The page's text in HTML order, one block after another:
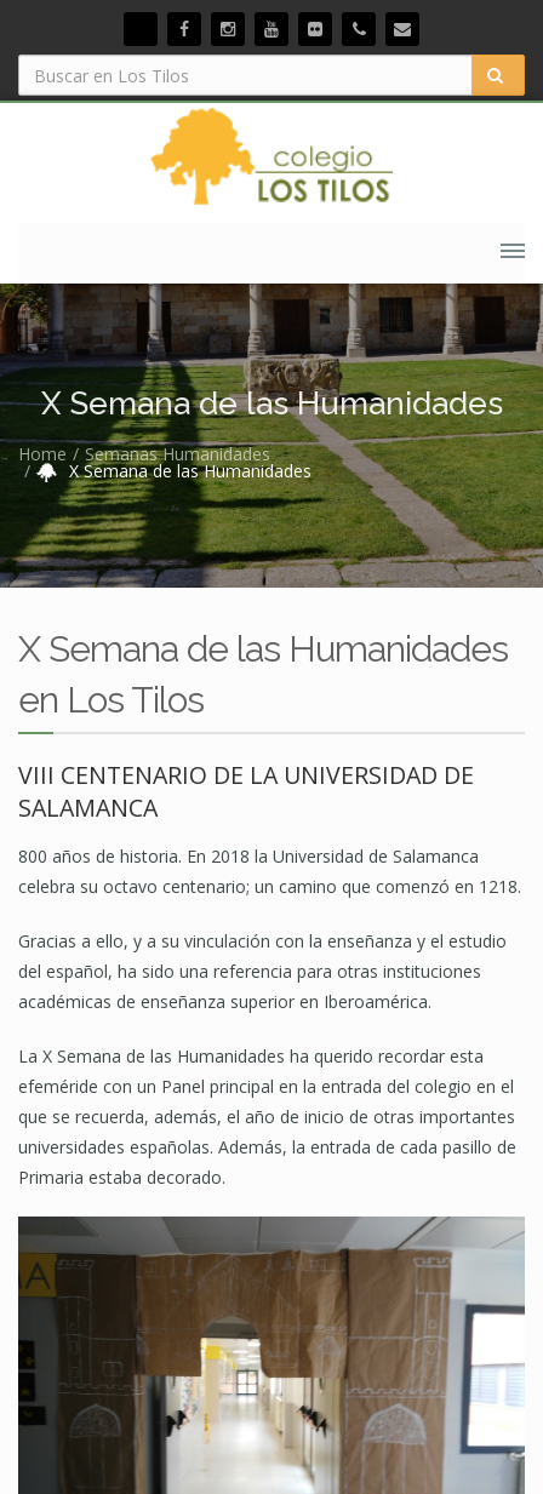
X Semana de las Humanidades
Home Semanas Humanidades
X Semana de las Humanidades
X Semana de las Humanidades
en Los Tilos
VIII CENTENARIO DE LA UNIVERSIDAD DE
SALAMANCA
800 años de historia. En 2018 la Universidad de Salamanca
celebra su octavo centenario; un camino que comenzó en 1218.
Gracias a ello, y a su vinculación con la enseñanza y el estudio
del español, ha sido una referencia para otras instituciones
académicas de enseñanza superior en Iberoamérica.
La X Semana de las Humanidades ha querido recordar esta
efeméride con un Panel principal en la entrada del colegio en el
que se recuerda, además, el año de inicio de otras importantes
universidades españolas. Además, la entrada de cada pasillo de
Primaria estaba decorado.